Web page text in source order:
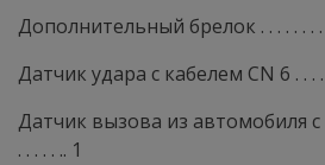
Дополнительный брелок . . . . . . . . .
Датчик удара с кабелем CN 6 . . . . .
Датчик вызова из автомобиля с
. . . . . .. 1